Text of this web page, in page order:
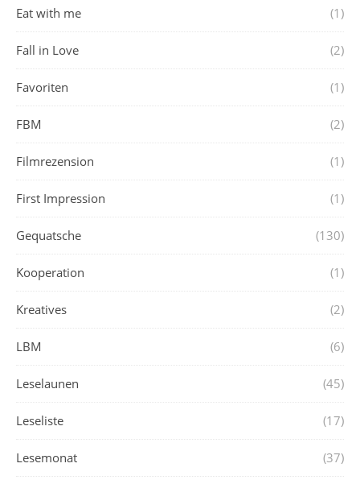
Eat with me (1)
Fall in Love (2)
Favoriten (1)
FBM (2)
Filmrezension (1)
First Impression (1)
Gequatsche (130)
Kooperation (1)
Kreatives (2)
LBM (6)
Leselaunen (45)
Leseliste (17)
Lesemonat (37)